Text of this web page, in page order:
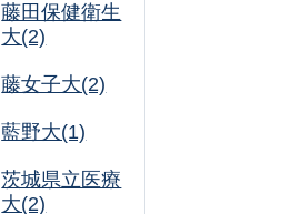
藤田保健衛生
大(2)
藤女子大(2)
藍野大(1)
茨城県立医療
大(2)